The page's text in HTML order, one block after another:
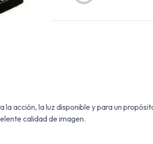
acción, la luz disponible y para un
calidad de imagen.